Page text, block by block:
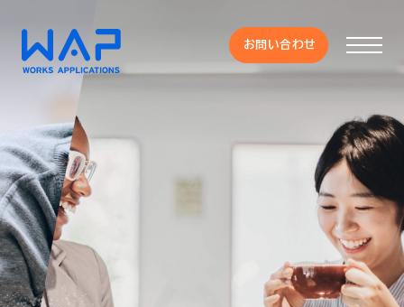
お問い合わせ
製品
HUE 機能一覧
サービス
お問い合わせ